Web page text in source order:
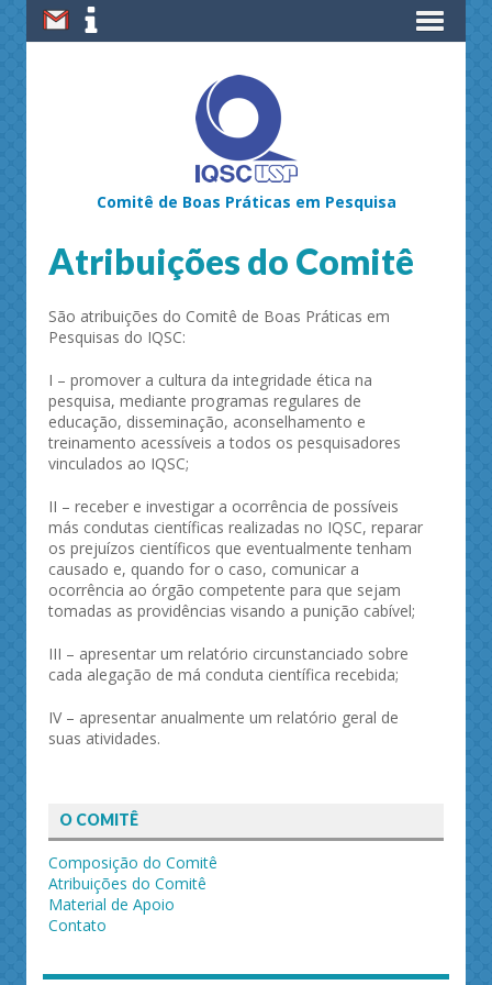
Comitê de Boas Práticas em Pesquisa
Atribuições do Comitê
São atribuições do Comitê de Boas Práticas em
Pesquisas do IQSC:
I – promover a cultura da integridade ética na
pesquisa, mediante programas regulares de
educação, disseminação, aconselhamento e
treinamento acessíveis a todos os pesquisadores
vinculados ao IQSC;
II – receber e investigar a ocorrência de possíveis
más condutas científicas realizadas no IQSC, reparar
os prejuízos científicos que eventualmente tenham
causado e, quando for o caso, comunicar a
ocorrência ao órgão competente para que sejam
tomadas as providências visando a punição cabível;
III – apresentar um relatório circunstanciado sobre
cada alegação de má conduta científica recebida;
IV – apresentar anualmente um relatório geral de
suas atividades.
O COMITÊ
Composição do Comitê
Atribuições do Comitê
Material de Apoio
Contato